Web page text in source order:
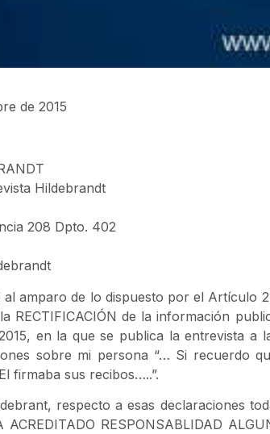
de 2015
Hildebrandt
208 Dpto. 402
al amparo de lo dispuesto por el Artículo
RECTIFICACIÓN de la información
en la que se publica la entrevista a
sobre mi persona “… Si recuerdo
firmaba sus recibos…..”.
respecto a esas declaraciones
ACREDITADO RESPONSABLIDAD